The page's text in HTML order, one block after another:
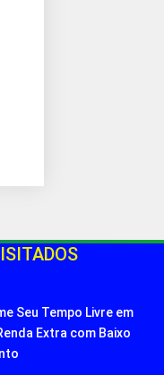
Seu Tempo Livre em
Extra com Baixo